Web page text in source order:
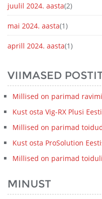
juulil 2024. aasta(2)
mai 2024. aasta(1)
aprill 2024. aasta(1)
VIIMASED
Millised on parimad
Kust osta Vig-RX Plusi
Millised on parimad
Kust osta ProSolution
Millised on parimad
MINUST